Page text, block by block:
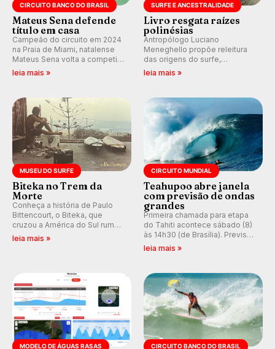
CIRCUITO BANCO DO BRASIL
Mateus Sena defende
título em casa
Campeão do circuito em 2024
na Praia de Miami, natalense
Mateus Sena volta a competir
em casa em busca de manter a
leia mais »
SURFE E ANCESTRALIDADE
Livro resgata raízes
polinésias
Antropólogo Luciano
Meneghello propõe releitura
das origens do surfe,
resgatando a cultura polinésia
prática em esporte e indústria.
leia mais »
MUSEU DO SURFE
Biteka no Trem da
Morte
Conheça a história de Paulo
Bittencourt, o Biteka, que
cruzou a América do Sul rumo
ao Pacífico em uma jornada
leia mais »
CIRCUITO MUNDIAL
Teahupoo abre janela
com previsão de ondas
grandes
Primeira chamada para etapa
do Tahiti acontece sábado (8)
às 14h30 (de Brasília). Previsão
indica swell consistente.
Kelly Slater convidado.
leia mais »
MODELO DE ÁGUAS RASAS CIRCUITO BANCO DO BRASIL